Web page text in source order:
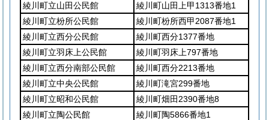
綾川町立山田公民館
綾川町山田上甲1313番地1
綾川町立枌所公民館
綾川町枌所西甲2087番地1
綾川町立西分公民館
綾川町西分1377番地
綾川町立羽床上公民館
綾川町羽床上797番地
綾川町立西分南部公民館
綾川町西分2213番地
綾川町立中央公民館
綾川町滝宮299番地
綾川町立昭和公民館
綾川町畑田2390番地8
綾川町立陶公民館
綾川町陶5866番地1